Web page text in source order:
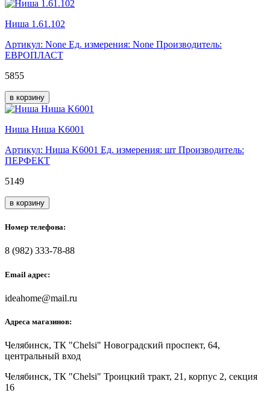
Ниша 1.61.102
Артикул: None Ед. измерения: None Производитель:
ЕВРОПЛАСТ
5855
в корзину
Ниша Ниша K6001
Артикул: Ниша K6001 Ед. измерения: шт Производитель:
ПЕРФЕКТ
5149
в корзину
Номер телефона:
8 (982) 333-78-88
Email адрес:
ideahome@mail.ru
Адреса магазинов:
Челябинск, ТК "Chelsi" Новоградский проспект, 64,
центральный вход
Челябинск, ТК "Chelsi" Троицкий тракт, 21, корпус 2, секция
16